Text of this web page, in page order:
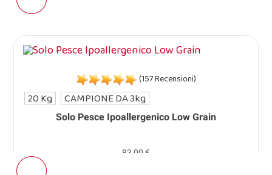
Solo Pesce Ipoallergenico Low Grain
(157 Recensioni)
83,00 €
20 Kg CAMPIONE DA 3kg